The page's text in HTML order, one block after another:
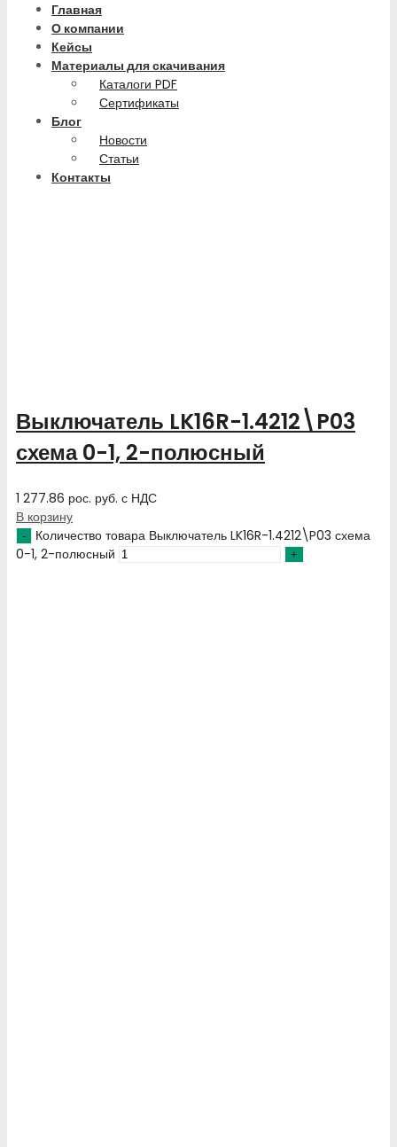
Главная
О компании
Кейсы
Материалы для скачивания
Каталоги PDF
Сертификаты
Блог
Новости
Статьи
Контакты
Выключатель LK16R-1.4212\P03
схема 0-1, 2-полюсный
1 277.86 рос. руб. с НДС
В корзину
Количество товара Выключатель LK16R-1.4212\P03 схема
0-1, 2-полюсный